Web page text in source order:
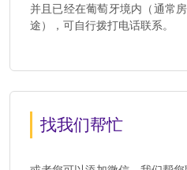
并且已经在葡萄牙境内（通常
途），可自行拨打电话联系。
找我们帮忙